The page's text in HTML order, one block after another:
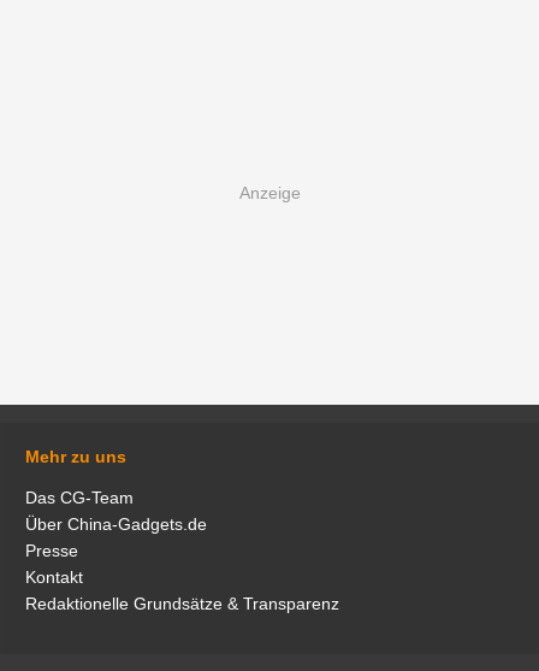
Mehr zu uns
Das CG-Team
Über China-Gadgets.de
Presse
Kontakt
Redaktionelle Grundsätze & Transparenz